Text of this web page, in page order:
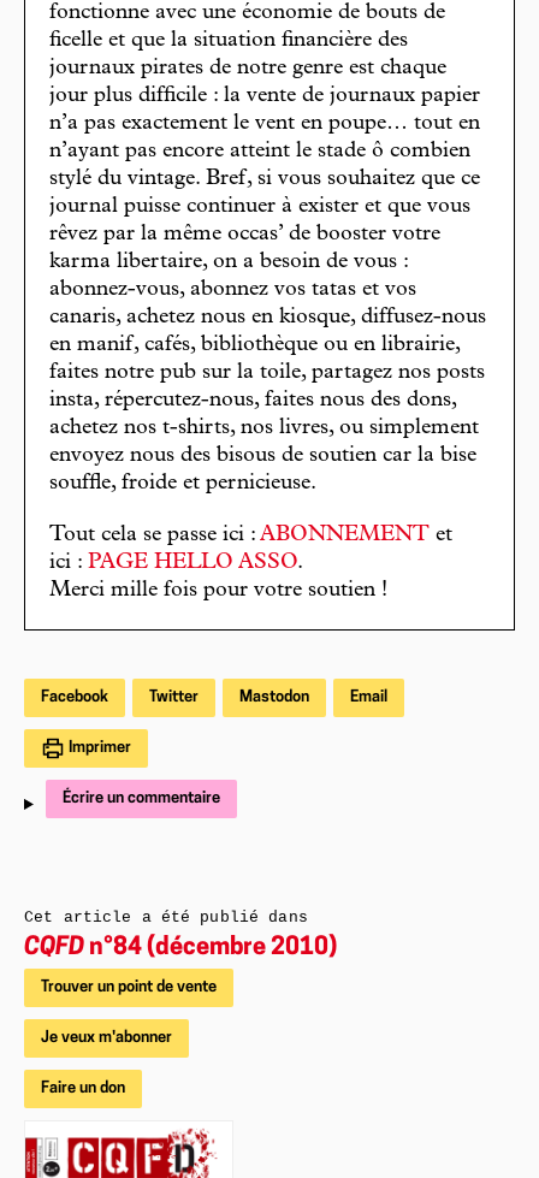
fonctionne avec une économie de bouts de
ficelle et que la situation financière des
journaux pirates de notre genre est chaque
jour plus difficile : la vente de journaux papier
n’a pas exactement le vent en poupe… tout en
n’ayant pas encore atteint le stade ô combien
stylé du vintage. Bref, si vous souhaitez que ce
journal puisse continuer à exister et que vous
rêvez par la même occas’ de booster votre
karma libertaire, on a besoin de vous :
abonnez-vous, abonnez vos tatas et vos
canaris, achetez nous en kiosque, diffusez-nous
en manif, cafés, bibliothèque ou en librairie,
faites notre pub sur la toile, partagez nos posts
insta, répercutez-nous, faites nous des dons,
achetez nos t-shirts, nos livres, ou simplement
envoyez nous des bisous de soutien car la bise
souffle, froide et pernicieuse.
Tout cela se passe ici : ABONNEMENT et
ici : PAGE HELLO ASSO.
Merci mille fois pour votre soutien !
Facebook Twitter Mastodon Email
Imprimer
Écrire un commentaire
Cet article a été publié dans
CQFD n°84 (décembre 2010)
Trouver un point de vente
Je veux m'abonner
Faire un don